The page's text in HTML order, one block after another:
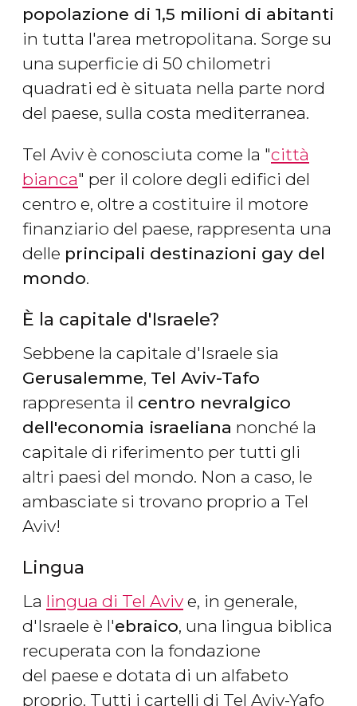
popolazione di 1,5 milioni di abitanti
in tutta l'area metropolitana. Sorge su
una superficie di 50 chilometri
quadrati ed è situata nella parte nord
del paese, sulla costa mediterranea.
Tel Aviv è conosciuta come la "città
bianca" per il colore degli edifici del
centro e, oltre a costituire il motore
finanziario del paese, rappresenta una
delle principali destinazioni gay del
mondo.
È la capitale d'Israele?
Sebbene la capitale d'Israele sia
Gerusalemme, Tel Aviv-Tafo
rappresenta il centro nevralgico
dell'economia israeliana nonché la
capitale di riferimento per tutti gli
altri paesi del mondo. Non a caso, le
ambasciate si trovano proprio a Tel
Aviv!
Lingua
La lingua di Tel Aviv e, in generale,
d'Israele è l'ebraico, una lingua biblica
recuperata con la fondazione
del paese e dotata di un alfabeto
proprio. Tutti i cartelli di Tel Aviv-Yafo